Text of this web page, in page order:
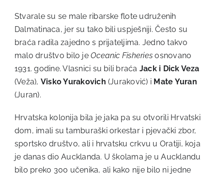
Stvarale su se male ribarske flote udruženih
Dalmatinaca, jer su tako bili uspješniji. Često su
braća radila zajedno s prijateljima. Jedno takvo
malo društvo bilo jeOceanic Fisheries osnovano
1931. godine. Vlasnici su bili braća Jack i Dick Veza
(Veža), Visko Yurakovich (Juraković) i Mate Yuran
(Juran).
Hrvatska kolonija bila je jaka pa su otvorili Hrvatski
dom, imali su tamburaški orkestar i pjevački zbor,
sportsko društvo, ali i hrvatsku crkvu u Oratiji, koja
je danas dio Aucklanda. U školama je u Aucklandu
bilo preko 300 učenika, ali kako nije bilo ni jedne